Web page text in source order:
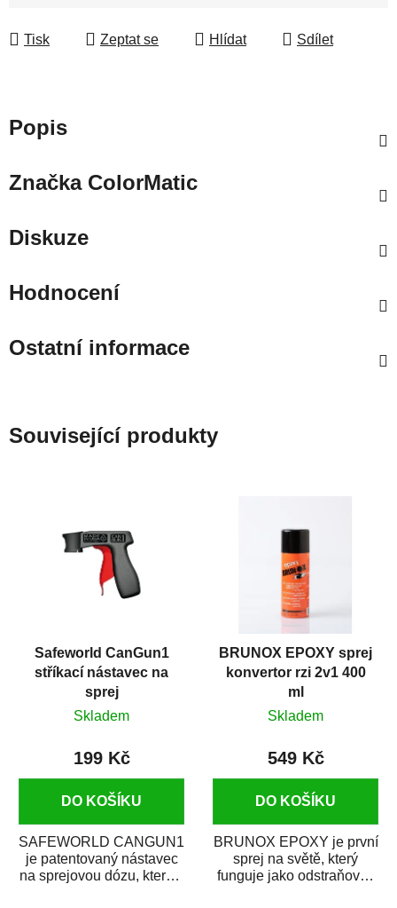
Tisk Zeptat se Hlídat Sdílet
Popis
ZnačkaColorMatic
Diskuze
Hodnocení
Ostatní informace
Související produkty
Safeworld CanGun1
stříkací nástavec na
sprej
Skladem
199 Kč
DO KOŠÍKU
SAFEWORLD CANGUN1
je patentovaný nástavec
na sprejovou dózu, který ji
BRUNOX EPOXY sprej
konvertor rzi 2v1 400
ml
Skladem
549 Kč
DO KOŠÍKU
BRUNOX EPOXY je první
sprej na světě, který
funguje jako odstraňovač